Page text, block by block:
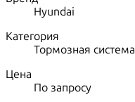
Hyundai
Категория
Тормозная система
Цена
По запросу